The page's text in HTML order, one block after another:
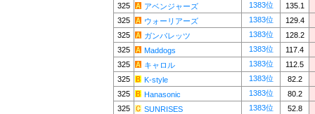
325
アベンジャーズ 1383位
135.1
325
ウォーリアーズ 1383位
129.4
325
ガンバレッツ 1383位
128.2
325
Maddogs 1383位
117.4
325
キャロル 1383位
112.5
325
K-style 1383位
82.2
325
Hanasonic 1383位
80.2
325
SUNRISES 1383位
52.8